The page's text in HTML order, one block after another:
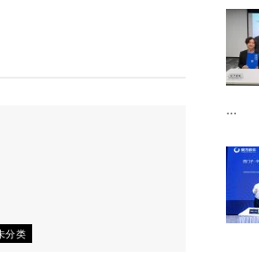
分类
...